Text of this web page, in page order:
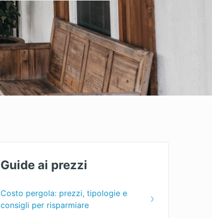
Guide ai prezzi
Costo pergola: prezzi, tipologie e
consigli per risparmiare